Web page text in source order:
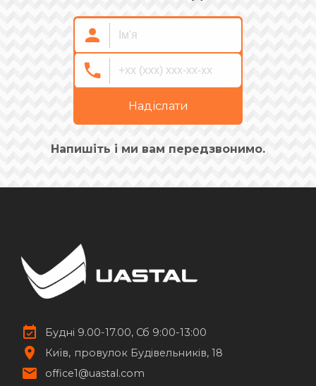
Надіслати
Напишіть і ми вам передзвонимо.
Будні 9.00-17.00, Сб 9:00-13:00
Київ
провулок Будівельників, 18
office1@uastal.com